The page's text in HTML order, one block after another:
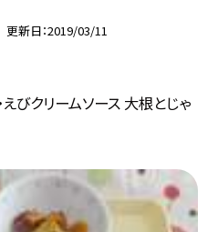
更新日 2019/03/11
びクリームソース 大根とじゃ